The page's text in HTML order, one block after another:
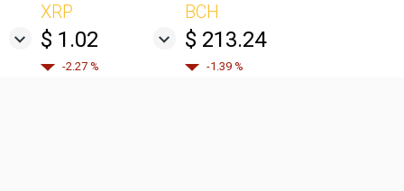
XRP
$ 1.02
-2.27 %
BCH
$ 213.24
-1.39 %